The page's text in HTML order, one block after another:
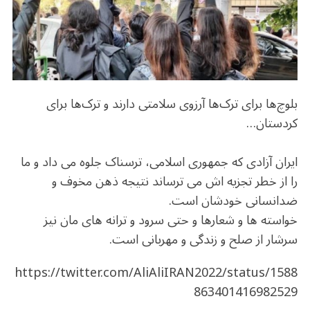
o
k p
بلوچ‌ها برای ترک‌ها آرزوی سلامتی دارند و ترک‌ها برای
کردستان…
ایران آزادی که جمهوری اسلامی، ترسناک جلوه می داد و ما
را از خطر تجزیه اش می ترساند نتیجه ذهن مخوف و
ضدانسانی خودشان است.
خواسته ها و شعارها و حتی سرود و ترانه های مان نیز
سرشار از صلح و زندگی‌ و مهربانی است.
https://twitter.com/AliAliIRAN2022/status/1588
863401416982529